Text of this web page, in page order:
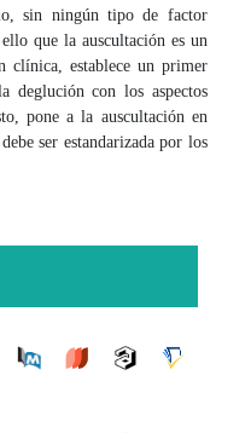
sin ningún tipo de factor
que la auscultación es un
clínica, establece un primer
deglución con los aspectos
pone a la auscultación en
ser estandarizada por los